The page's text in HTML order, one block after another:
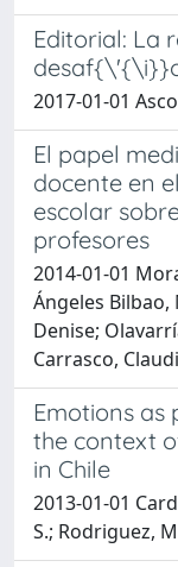
Editorial: La
2017-01-01
El papel
docente en
escolar
profesores
2014-01-01
Ángeles Bilbao,
Denise;
Carrasco,
Emotions as
the context
in Chile
2013-01-01
S.; Rodriguez,